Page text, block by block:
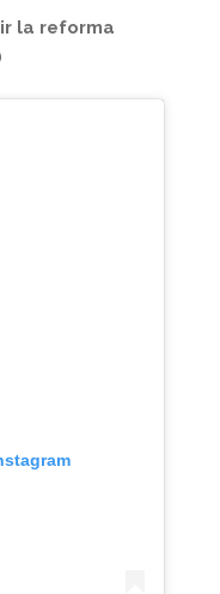
la reforma